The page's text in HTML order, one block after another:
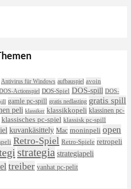
Antivirus für Windows aufbauspiel avoin
Actionspiel DOS-Spiel DOS-spill DOS-
gamle pc-spill gratis nedlasting gratis spill
peli klassiker klassikkopeli klassinen pc-
klassisches pc-spiel klassisk pc-spill
kuvankäsittely Mac moninpeli open
Retro-Spiel Retro-Spiele retropeli
strategia strategiapeli
treiber vanhat pc-pelit